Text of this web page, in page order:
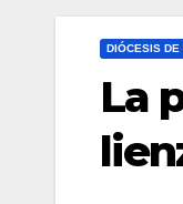
DIÓCESIS DE
La